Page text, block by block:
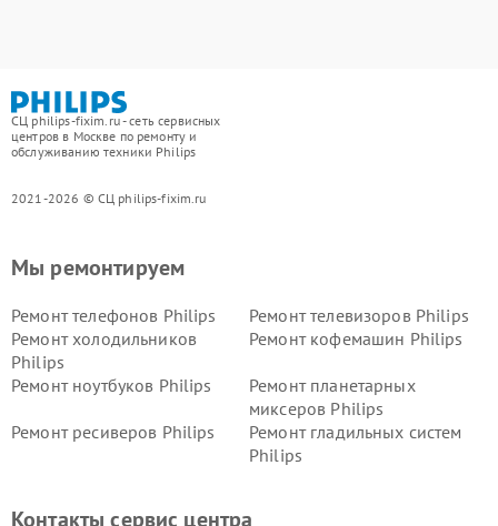
СЦ philips-fixim.ru - сеть сервисных
центров в Москве по ремонту и
обслуживанию техники Philips
2021-2026 © СЦ philips-fixim.ru
Мы ремонтируем
Ремонт телефонов Philips
Ремонт телевизоров Philips
Ремонт холодильников
Philips
Ремонт кофемашин Philips
Ремонт ноутбуков Philips
Ремонт планетарных
миксеров Philips
Ремонт ресиверов Philips
Ремонт гладильных систем
Philips
Контакты сервис центра